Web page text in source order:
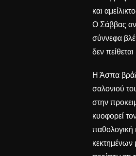
και
Ο Σάββας
σύννεφα
δεν
Η Άσπα
σαλονιού
στην
κυοφορεί
παθολογική
κεκτημένων